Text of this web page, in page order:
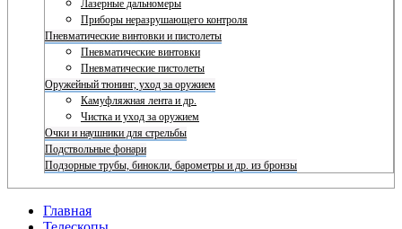
Лазерные дальномеры
Приборы неразрушающего контроля
Пневматические винтовки и пистолеты
Пневматические винтовки
Пневматические пистолеты
Оружейный тюнинг, уход за оружием
Камуфляжная лента и др.
Чистка и уход за оружием
Очки и наушники для стрельбы
Подствольные фонари
Подзорные трубы, бинокли, барометры и др. из бронзы
Главная